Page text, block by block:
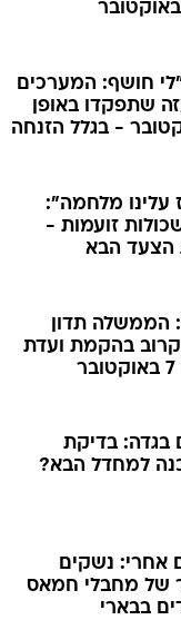
חושף: המערכים
שתפקדו באופן
עלינו מלחמה":
זועמות -
הצעד הבא
הממשלה תדון
בהקמת ועדת
בגדה: בדיקת
למחדל הבא?
אחרי: נשקים
של מחבלי חמאס
בבארי